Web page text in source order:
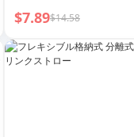
$7.89$14.58